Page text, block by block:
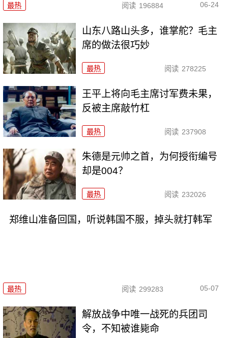
最热 阅读 196884 06-24
山东八路山头多，谁掌舵？毛主
席的做法很巧妙
最热 阅读 278225
王平上将向毛主席讨军费未果，
反被主席敲竹杠
最热 阅读 237908
朱德是元帅之首，为何授衔编号
却是004？
最热 阅读 232026
郑维山准备回国，听说韩国不服，掉头就打韩军
最热 阅读 299283 05-07
解放战争中唯一战死的兵团司
令，不知被谁毙命